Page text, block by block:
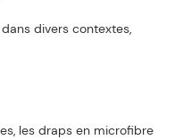
divers contextes,
les draps en microfibre